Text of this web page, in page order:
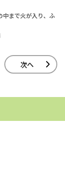
中まで火が入り、ふ
次へ